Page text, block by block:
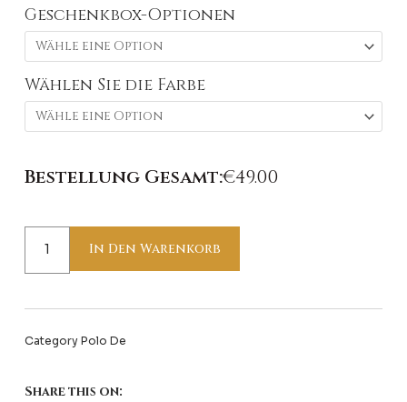
Geschenkbox-Optionen
Wählen Sie die Farbe
Bestellung Gesamt:€49.00
Polo
Black
Menge
In Den Warenkorb
Category Polo De
Share this on: